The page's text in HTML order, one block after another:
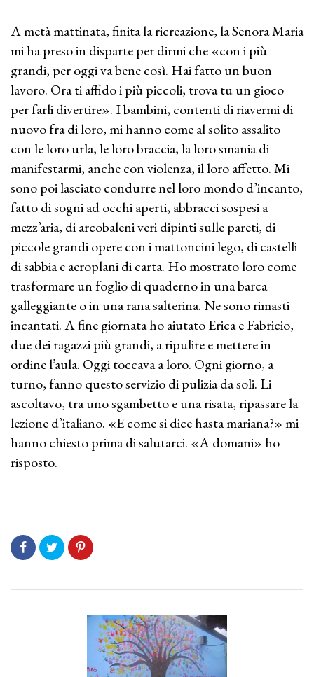
A metà mattinata, finita la ricreazione, la Senora Maria
mi ha preso in disparte per dirmi che «con i più
grandi, per oggi va bene così. Hai fatto un buon
lavoro. Ora ti affido i più piccoli, trova tu un gioco
per farli divertire». I bambini, contenti di riavermi di
nuovo fra di loro, mi hanno come al solito assalito
con le loro urla, le loro braccia, la loro smania di
manifestarmi, anche con violenza, il loro affetto. Mi
sono poi lasciato condurre nel loro mondo d’incanto,
fatto di sogni ad occhi aperti, abbracci sospesi a
mezz’aria, di arcobaleni veri dipinti sulle pareti, di
piccole grandi opere con i mattoncini lego, di castelli
di sabbia e aeroplani di carta. Ho mostrato loro come
trasformare un foglio di quaderno in una barca
galleggiante o in una rana salterina. Ne sono rimasti
incantati. A fine giornata ho aiutato Erica e Fabricio,
due dei ragazzi più grandi, a ripulire e mettere in
ordine l’aula. Oggi toccava a loro. Ogni giorno, a
turno, fanno questo servizio di pulizia da soli. Li
ascoltavo, tra uno sgambetto e una risata, ripassare la
lezione d’italiano. «E come si dice hasta mariana?» mi
hanno chiesto prima di salutarci. «A domani» ho
risposto.